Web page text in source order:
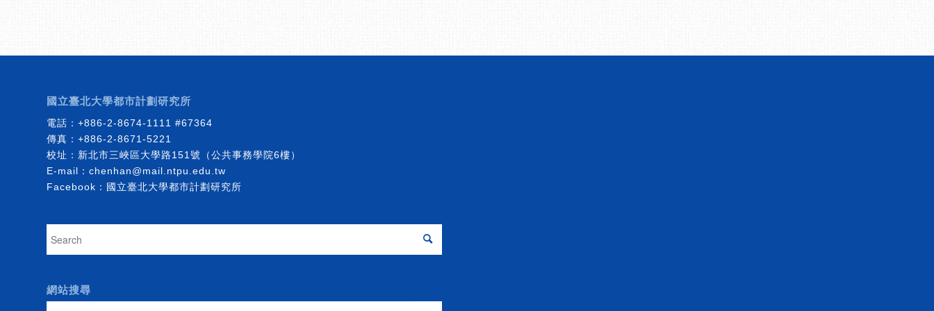
國立臺北大學都市計劃研究所
電話： +886-2-8674-1111 #67364
傳真：+886-2-8671-5221
校址：新北市三峽區大學路151號（公共事務學院6樓）
E-mail： chenhan@mail.ntpu.edu.tw
Facebook： 國立臺北大學都市計劃研究所
網站搜尋